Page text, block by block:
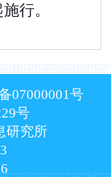
行。
07000001号
号
研究所